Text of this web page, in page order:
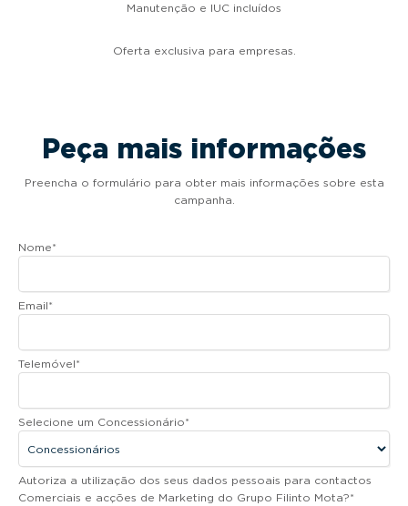
Manutenção e IUC incluídos
Oferta exclusiva para empresas.
Peça mais informações
Preencha o formulário para obter mais informações sobre esta
campanha.
Nome*
Email*
Telemóvel*
Selecione um Concessionário*
Autoriza a utilização dos seus dados pessoais para contactos
Comerciais e acções de Marketing do Grupo Filinto Mota?*